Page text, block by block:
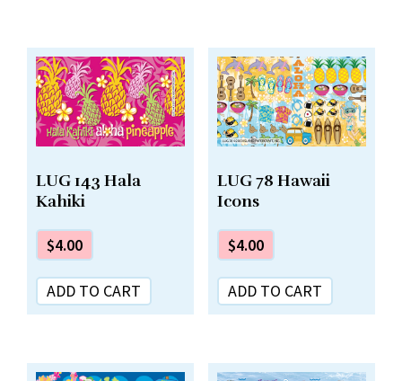
LUG 143 Hala
Kahiki
$4.00
ADD TO CART
LUG 78 Hawaii
Icons
$4.00
ADD TO CART